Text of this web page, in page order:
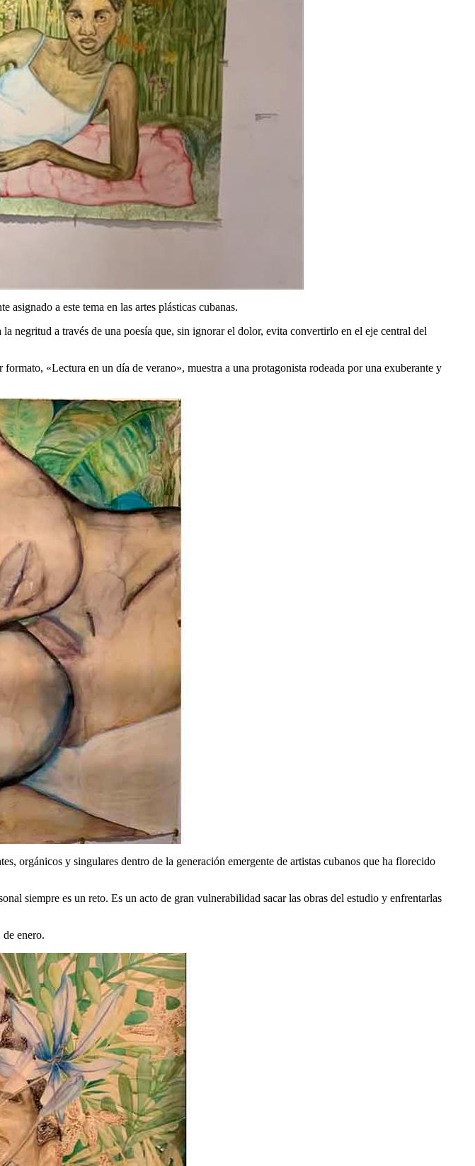
a este tema en las artes plásticas cubanas.
negritud a través de una poesía que, sin ignorar el dolor, evita convertirlo en el eje central del
«Lectura en un día de verano», muestra a una protagonista rodeada por una exuberante y
orgánicos y singulares dentro de la generación emergente de artistas cubanos que ha florecido
siempre es un reto. Es un acto de gran vulnerabilidad sacar las obras del estudio y enfrentarlas
enero.